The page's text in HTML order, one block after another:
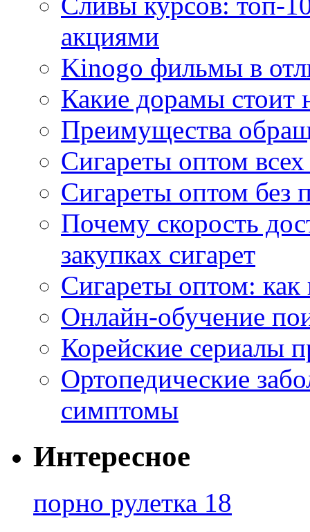
акциями
Kinogo фильмы в
Какие дорамы стоит
Преимущества
Сигареты оптом
Сигареты оптом без
Почему скорость
закупках сигарет
Сигареты оптом:
Онлайн-обучение
Корейские сериалы
Ортопедические
симптомы
Интересное
порно рулетка 18